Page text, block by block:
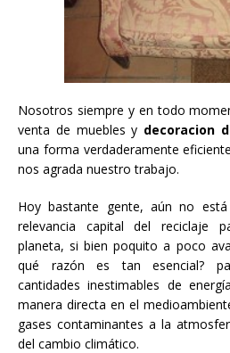
Nosotros siempre y en todo
venta de muebles y decoracion
una forma verdaderamente
nos agrada nuestro trabajo.
Hoy bastante gente, aún no
relevancia capital del reciclaje
planeta, si bien poquito a poco
qué razón es tan esencial?
cantidades inestimables de
manera directa en el
gases contaminantes a la
del cambio climático.